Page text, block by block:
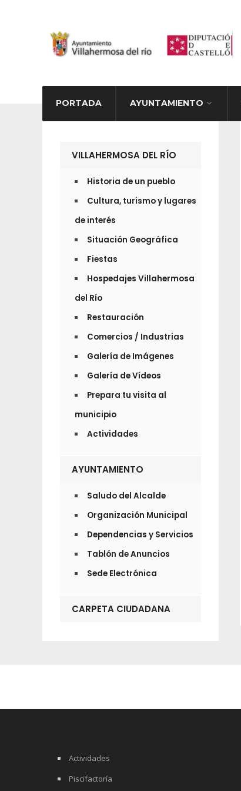
PORTADA AYUNTAMIENTO
VILLAHERMOSA DEL RÍO
Historia de un pueblo
Cultura, turismo y lugares
de interés
Situación Geográfica
Fiestas
Hospedajes Villahermosa
del Río
Restauración
Comercios / Industrias
Galería de Imágenes
Galería de Vídeos
Prepara tu visita al
municipio
Actividades
AYUNTAMIENTO
Saludo del Alcalde
Organización Municipal
Dependencias y Servicios
Tablón de Anuncios
Sede Electrónica
CARPETA CIUDADANA
Actividades
Piscifactoría